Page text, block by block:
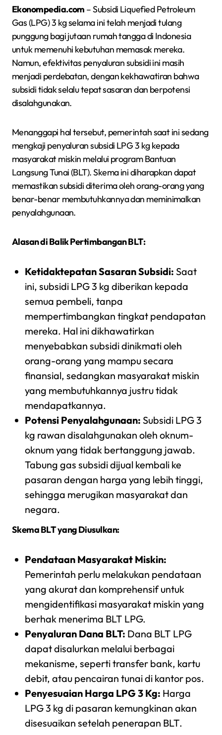
Ekonompedia.com – Subsidi Liquefied Petroleum
Gas (LPG) 3 kg selama ini telah menjadi tulang
punggung bagi jutaan rumah tangga di Indonesia
untuk memenuhi kebutuhan memasak mereka.
Namun, efektivitas penyaluran subsidi ini masih
menjadi perdebatan, dengan kekhawatiran bahwa
subsidi tidak selalu tepat sasaran dan berpotensi
disalahgunakan.
Menanggapi hal tersebut, pemerintah saat ini sedang
mengkaji penyaluran subsidi LPG 3 kg kepada
masyarakat miskin melalui program Bantuan
Langsung Tunai (BLT). Skema ini diharapkan dapat
memastikan subsidi diterima oleh orang-orang yang
benar-benar membutuhkannya dan meminimalkan
penyalahgunaan.
Alasan di Balik Pertimbangan BLT:
Ketidaktepatan Sasaran Subsidi: Saat
ini, subsidi LPG 3 kg diberikan kepada
semua pembeli, tanpa
mempertimbangkan tingkat pendapatan
mereka. Hal ini dikhawatirkan
menyebabkan subsidi dinikmati oleh
orang-orang yang mampu secara
finansial, sedangkan masyarakat miskin
yang membutuhkannya justru tidak
mendapatkannya.
Potensi Penyalahgunaan: Subsidi LPG 3
kg rawan disalahgunakan oleh oknum-
oknum yang tidak bertanggung jawab.
Tabung gas subsidi dijual kembali ke
pasaran dengan harga yang lebih tinggi,
sehingga merugikan masyarakat dan
negara.
Skema BLT yang Diusulkan:
Pendataan Masyarakat Miskin:
Pemerintah perlu melakukan pendataan
yang akurat dan komprehensif untuk
mengidentifikasi masyarakat miskin yang
berhak menerima BLT LPG.
Penyaluran Dana BLT: Dana BLT LPG
dapat disalurkan melalui berbagai
mekanisme, seperti transfer bank, kartu
debit, atau pencairan tunai di kantor pos.
Penyesuaian Harga LPG 3 Kg: Harga
LPG 3 kg di pasaran kemungkinan akan
disesuaikan setelah penerapan BLT.